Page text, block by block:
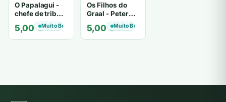
O Papalagui -
chefe de tribo
de tiavéa
5,00€Muito Bom
Os Filhos do
Graal - Peter
Berling
5,00€Muito Bom